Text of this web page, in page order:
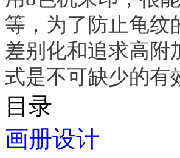
等，为了防止龟纹
差别化和追求高附
式是不可缺少的有
目录
画册设计